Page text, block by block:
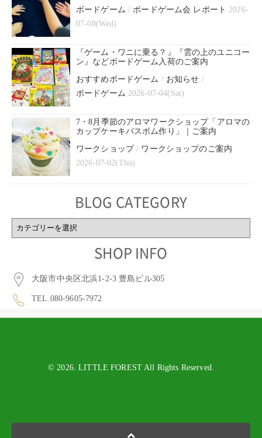
ボードゲーム / ボードゲーム会 レポート 2026-
07-08(Wed)
『ゲーム・ワニに乗る？』『雲の上のユニコー
ン』などボードゲーム入荷のご案内
おすすめボードゲーム / お知らせ /
ボードゲーム 2026-07-04(Sat)
7・8月季節のアロマワークショップ「アロマの
カップケーキバスボム作り」｜ご案内
ワークショップ/ ワークショップのご案内
2026-07-02(Thu)
BLOG CATEGORY
BLOG
CATEGORY
SHOP INFO
大阪市中央区北浜1-2-3 豊島ビル305
TEL.080-9605-7972
© 2026. LITTLE FOREST All Rights Reserved.